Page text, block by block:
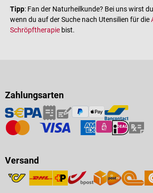
Tipp: Fan der Naturheilkunde? Bei uns wirst
wenn du auf der Suche nach Utensilien für die
Schröpftherapie bist.
Zahlungsarten
Versand